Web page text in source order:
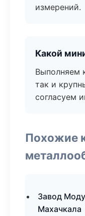
измерений.
Какой
Выполняем
так и
согласуем
Похожие
Завод
Махачкала